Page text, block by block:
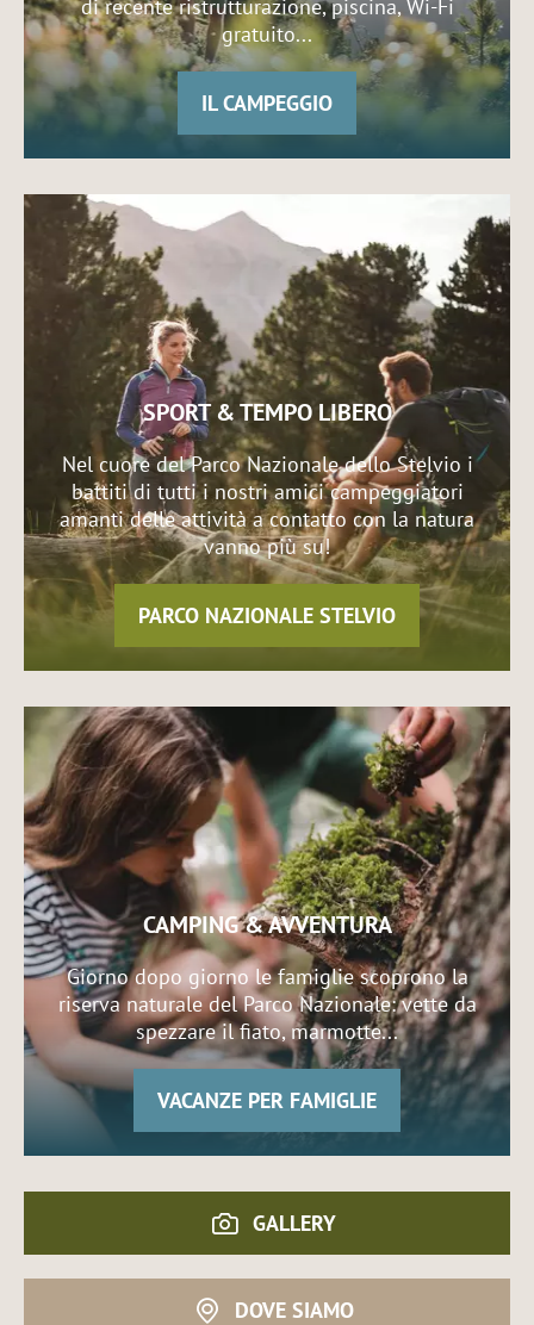
di recente ristrutturazione, piscina, Wi-Fi
gratuito...
IL CAMPEGGIO
SPORT & TEMPO LIBERO
Nel cuore del Parco Nazionale dello Stelvio i
battiti di tutti i nostri amici campeggiatori
amanti delle attività a contatto con la natura
vanno più su!
PARCO NAZIONALE STELVIO
CAMPING & AVVENTURA
Giorno dopo giorno le famiglie scoprono la
riserva naturale del Parco Nazionale: vette da
spezzare il fiato, marmotte...
VACANZE PER FAMIGLIE
GALLERY
DOVE SIAMO